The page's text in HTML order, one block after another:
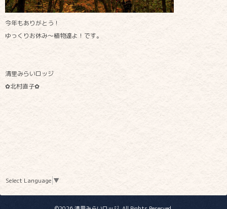
今年もありがとう！
ゆっくりお休み～植物達よ！です。
清里みらいロッジ
✿北村直子✿
Select Language ▼